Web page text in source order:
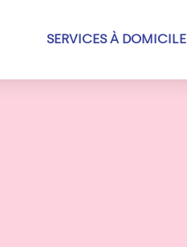
SERVICES À DOMICILE